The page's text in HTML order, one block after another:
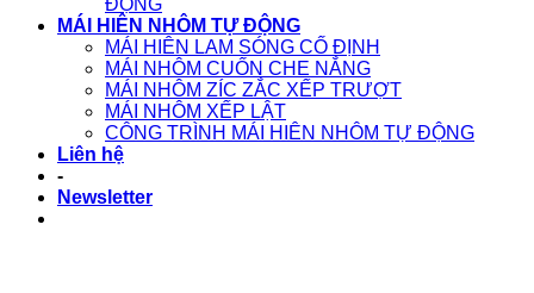
ĐỘNG
MÁI HIÊN NHÔM TỰ ĐỘNG
MÁI HIÊN LAM SÓNG CỐ ĐỊNH
MÁI NHÔM CUỐN CHE NẮNG
MÁI NHÔM ZÍC ZẮC XẾP TRƯỢT
MÁI NHÔM XẾP LẬT
CÔNG TRÌNH MÁI HIÊN NHÔM TỰ ĐỘNG
Liên hệ
-
Newsletter